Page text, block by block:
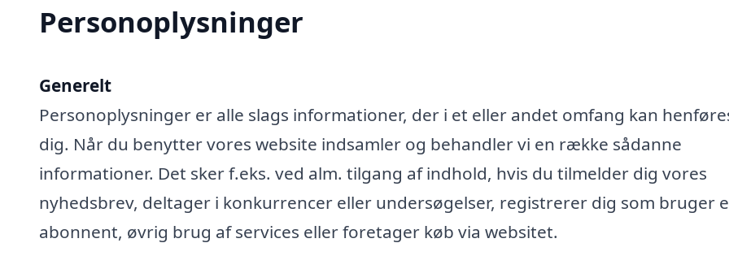
Personoplysninger
Generelt
Personoplysninger er alle slags informationer, der i et eller andet omfang kan
dig. Når du benytter vores website indsamler og behandler vi en række sådanne
informationer. Det sker f.eks. ved alm. tilgang af indhold, hvis du tilmelder dig vores
nyhedsbrev, deltager i konkurrencer eller undersøgelser, registrerer dig som bruger
abonnent, øvrig brug af services eller foretager køb via websitet.